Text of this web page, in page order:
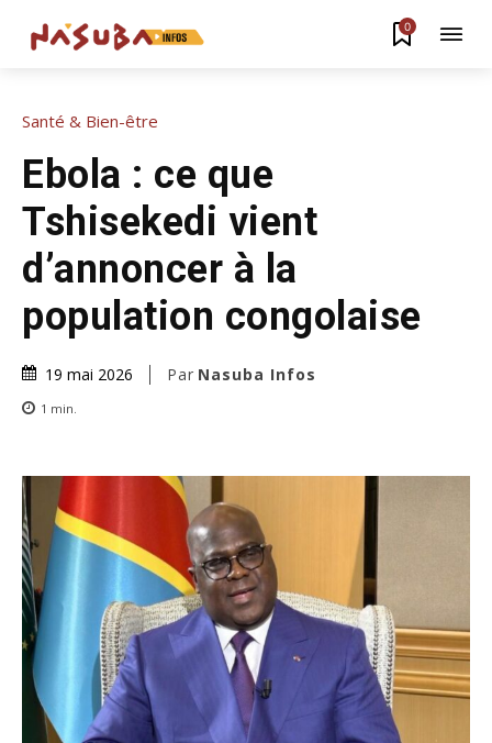
0
Santé & Bien-être
Ebola : ce que
Tshisekedi vient
d’annoncer à la
population congolaise
19 mai 2026 Par Nasuba Infos
1 min.